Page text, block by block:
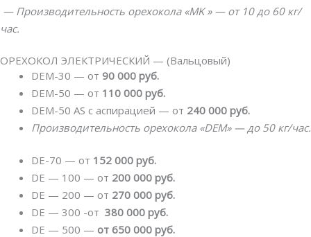
— Производительность орехокола «MK » — от 10 до 60 кг/
час.
ОРЕХОКОЛ ЭЛЕКТРИЧЕСКИЙ — (Вальцовый)
DEM-30 — от 90 000 руб.
DEM-50 — от 110 000 руб.
DEM-50 AS с аспирацией — от 240 000 руб.
Производительность орехокола «DEM» — до 50 кг/час.
DE-70 — от 152 000 руб.
DE — 100 — от 200 000 руб.
DE — 200 — от 270 000 руб.
DE — 300 -от 380 000 руб.
DE — 500 — от 650 000 руб.